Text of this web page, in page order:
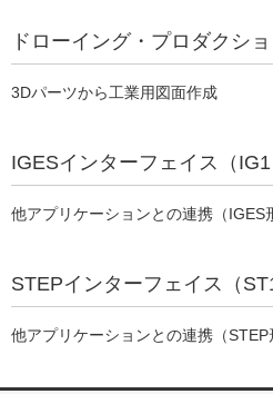
ドローイング・プロダクショ
3Dパーツから工業用図面作成
IGESインターフェイス（IG1
他アプリケーションとの連携（IGES
STEPインターフェイス（
他アプリケーションとの連携（STEP